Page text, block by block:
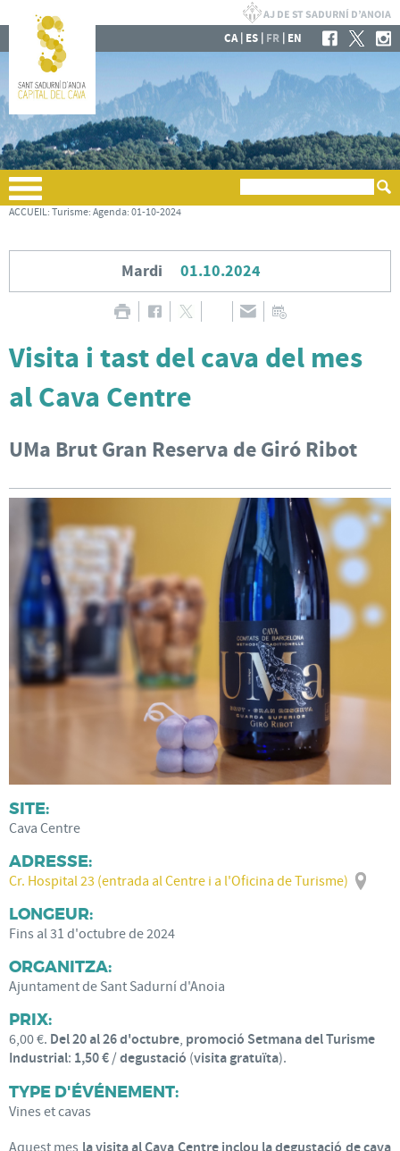
CA| ES | FR | EN
ACCUEIL: Turisme: Agenda: 01-10-2024
Mardi 01.10.2024
Visita i tast del cava del mes
al Cava Centre
UMa Brut Gran Reserva de Giró Ribot
SITE:
Cava Centre
ADRESSE:
Cr. Hospital 23 (entrada al Centre i a l'Oficina de Turisme)
LONGEUR:
Fins al 31 d'octubre de 2024
ORGANITZA:
Ajuntament de Sant Sadurní d'Anoia
PRIX:
6,00 €. Del 20 al 26 d'octubre, promoció Setmana del Turisme
Industrial: 1,50 €/ degustació (visita gratuïta).
TYPE D'ÉVÉNEMENT:
Vines et cavas
Aquest mes